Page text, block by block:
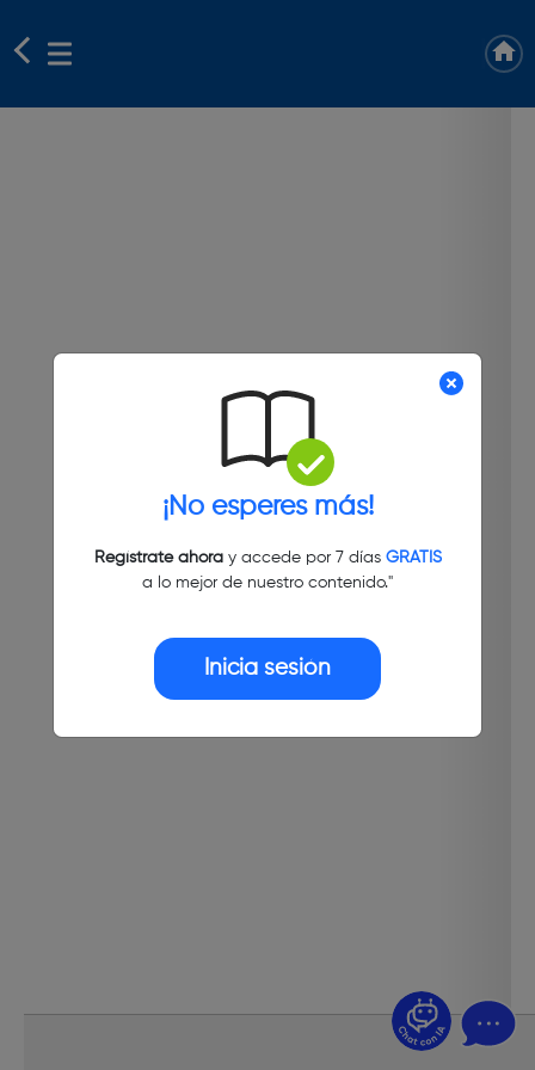
¡No esperes más!
Regístrate ahoray accede por 7 días GRATIS
a lo mejor de nuestro contenido."
Inicia sesión